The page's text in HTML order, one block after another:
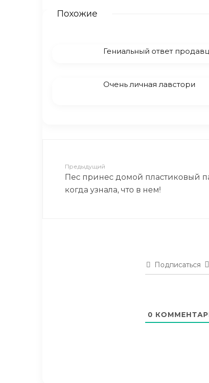
Похожие
Гениальный ответ
Очень личная лавстори
Предыдущий
Пес принес домой пластиковый
когда узнала, что в нем!
Подписаться
0